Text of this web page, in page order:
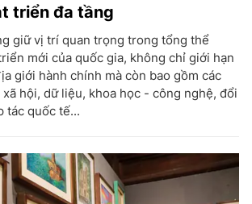
triển đa tầng
giữ vị trí quan trọng trong tổng thể
mới của quốc gia, không chỉ giới hạn
giới hành chính mà còn bao gồm các
hội, dữ liệu, khoa học - công nghệ, đổi
tác quốc tế...